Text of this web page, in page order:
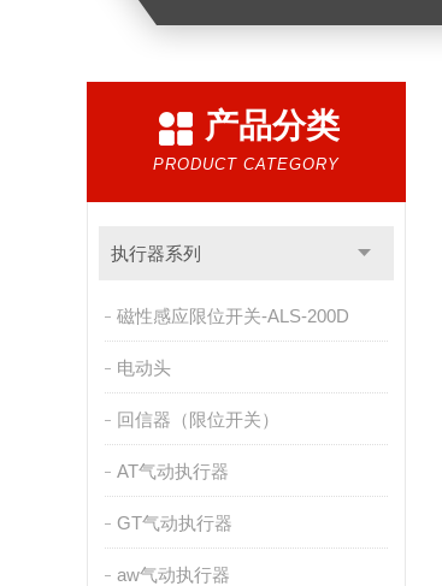
产品分类
PRODUCT CATEGORY
执行器系列
磁性感应限位开关-ALS-200D
电动头
回信器（限位开关）
AT气动执行器
GT气动执行器
aw气动执行器